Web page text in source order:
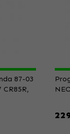
87-03
CR85R,